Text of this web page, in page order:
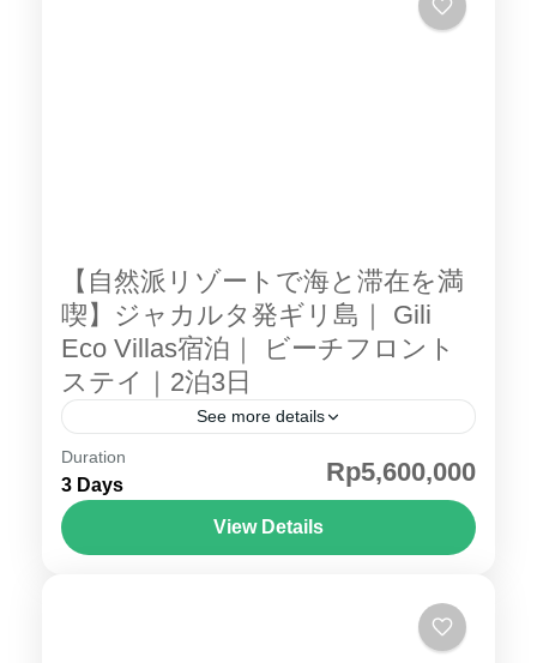
【自然派リゾートで海と滞在を満
喫】ジャカルタ発ギリ島｜ Gili
Eco Villas宿泊｜ ビーチフロント
ステイ｜2泊3日
See more details
ギリ島 ツアー Gili Eco Villas 宿泊 ギリ・トラ
ワンガン島 の美しい白砂ビーチに立つエコフ
レンドリーなヴィラリゾート「 Gili Eco
Villas」に泊まる、ジャカルタ発 2泊3日 ギリ
に囲まれたロケーションで、のんびりリゾー
Duration
3 Days Rp5,600,000
View Details